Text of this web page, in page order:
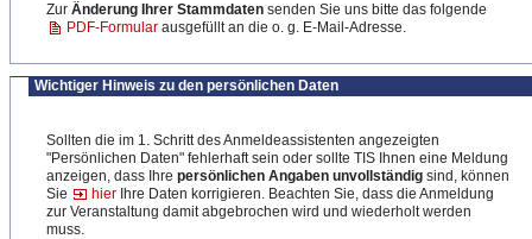
Zur Änderung Ihrer Stammdaten senden Sie uns bitte das folgende
PDF-Formular ausgefüllt an die o. g. E-Mail-Adresse.
Wichtiger Hinweis zu den persönlichen Daten
Sollten die im 1. Schritt des Anmeldeassistenten angezeigten
"Persönlichen Daten" fehlerhaft sein oder sollte TIS Ihnen eine Meldung
anzeigen, dass Ihre persönlichen Angaben unvollständig sind, können
Sie
hier Ihre Daten korrigieren. Beachten Sie, dass die Anmeldung
zur Veranstaltung damit abgebrochen wird und wiederholt werden
muss.